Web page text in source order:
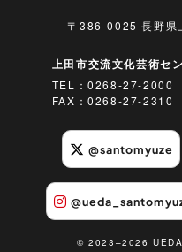
〒386-0025 長野県
上田市交流文化芸術セ
TEL：0268-27-2000
FAX：0268-27-2310
@santomyuze
© 2023–2026